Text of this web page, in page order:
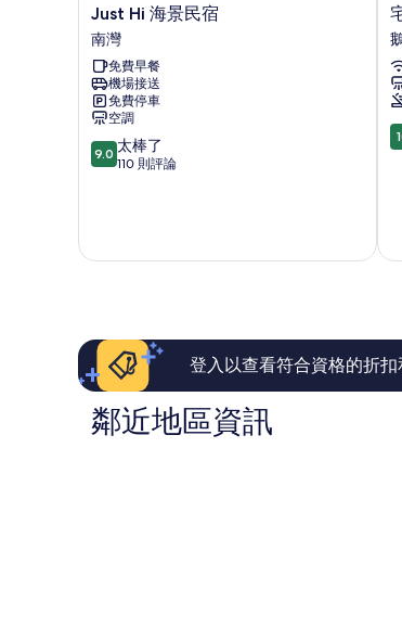
Just
Hi
海
景
民
宿
南
灣
Just Hi 海景民宿
南灣
免費早餐
機場接送
免費停車
空調
9.0
分，
太
則
論
9.0 太棒了
110 則評論
-
登入以查看符合資格的折
鄰近地區資訊